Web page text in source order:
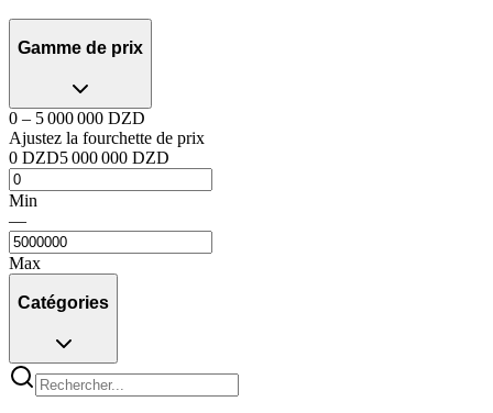
Gamme de prix
0 – 5 000 000 DZD
Ajustez la fourchette de prix
0 DZD5 000 000 DZD
Min
—
Max
Catégories